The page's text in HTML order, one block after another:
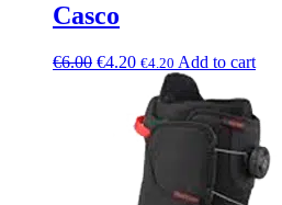
Casco
€6.00 €4.20 €4.20 Add to cart